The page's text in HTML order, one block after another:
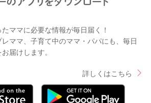
ママに必要な情報が毎日届く！
ママ、子育て中のママ・パパにも、毎日
届けします。
詳しくはこちら